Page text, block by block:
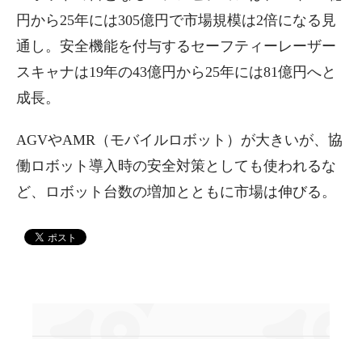
円から25年には305億円で市場規模は2倍になる見
通し。安全機能を付与するセーフティーレーザー
スキャナは19年の43億円から25年には81億円へと
成長。
AGVやAMR（モバイルロボット）が大きいが、協
働ロボット導入時の安全対策としても使われるな
ど、ロボット台数の増加とともに市場は伸びる。